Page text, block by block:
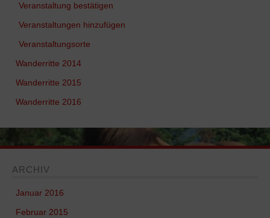
Veranstaltung bestätigen
Veranstaltungen hinzufügen
Veranstaltungsorte
Wanderritte 2014
Wanderritte 2015
Wanderritte 2016
ARCHIV
Januar 2016
Februar 2015